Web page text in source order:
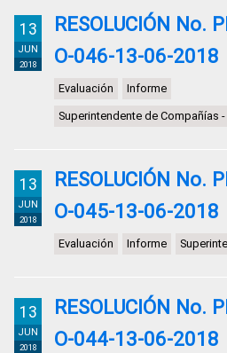
13
JUN
2018
RESOLUCIÓN No.
O-046-13-06-2018
Evaluación Informe
Superintendente de Compañías
13
JUN
2018
RESOLUCIÓN No.
O-045-13-06-2018
Evaluación Informe
13
JUN
2018
RESOLUCIÓN No.
O-044-13-06-2018